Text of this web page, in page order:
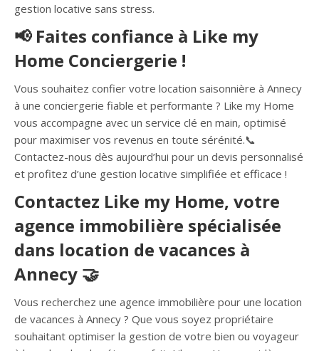
gestion locative sans stress.
📢 Faites confiance à Like my
Home Conciergerie !
Vous souhaitez confier votre location saisonnière à Annecy
à une conciergerie fiable et performante ? Like my Home
vous accompagne avec un service clé en main, optimisé
pour maximiser vos revenus en toute sérénité.📞
Contactez-nous dès aujourd’hui pour un devis personnalisé
et profitez d’une gestion locative simplifiée et efficace !
Contactez Like my Home, votre
agence immobilière spécialisée
dans location de vacances à
Annecy 🤝
Vous recherchez une agence immobilière pour une location
de vacances à Annecy ? Que vous soyez propriétaire
souhaitant optimiser la gestion de votre bien ou voyageur